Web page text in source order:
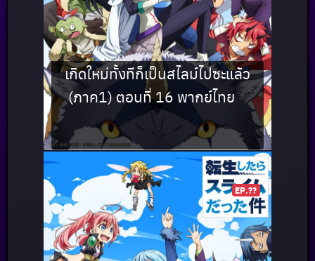
เกิดใหม่ทั้งทีก็เป็นสไลม์ไปซะแล้ว
(ภาค1) ตอนที่ 16 พากย์ไทย
EP.??